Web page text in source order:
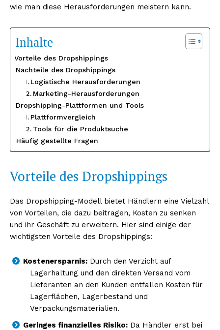
wie man diese Herausforderungen meistern kann.
Inhalte
Vorteile des Dropshippings
Nachteile des Dropshippings
Logistische Herausforderungen
Marketing-Herausforderungen
Dropshipping-Plattformen und Tools
Plattformvergleich
Tools für die Produktsuche
Häufig gestellte Fragen
Vorteile des Dropshippings
Das Dropshipping-Modell bietet Händlern eine Vielzahl
von Vorteilen, die dazu beitragen, Kosten zu senken
und ihr Geschäft zu erweitern. Hier sind einige der
wichtigsten Vorteile des Dropshippings:
Kostenersparnis: Durch den Verzicht auf
Lagerhaltung und den direkten Versand vom
Lieferanten an den Kunden entfallen Kosten für
Lagerflächen, Lagerbestand und
Verpackungsmaterialien.
Geringes finanzielles Risiko: Da Händler erst bei